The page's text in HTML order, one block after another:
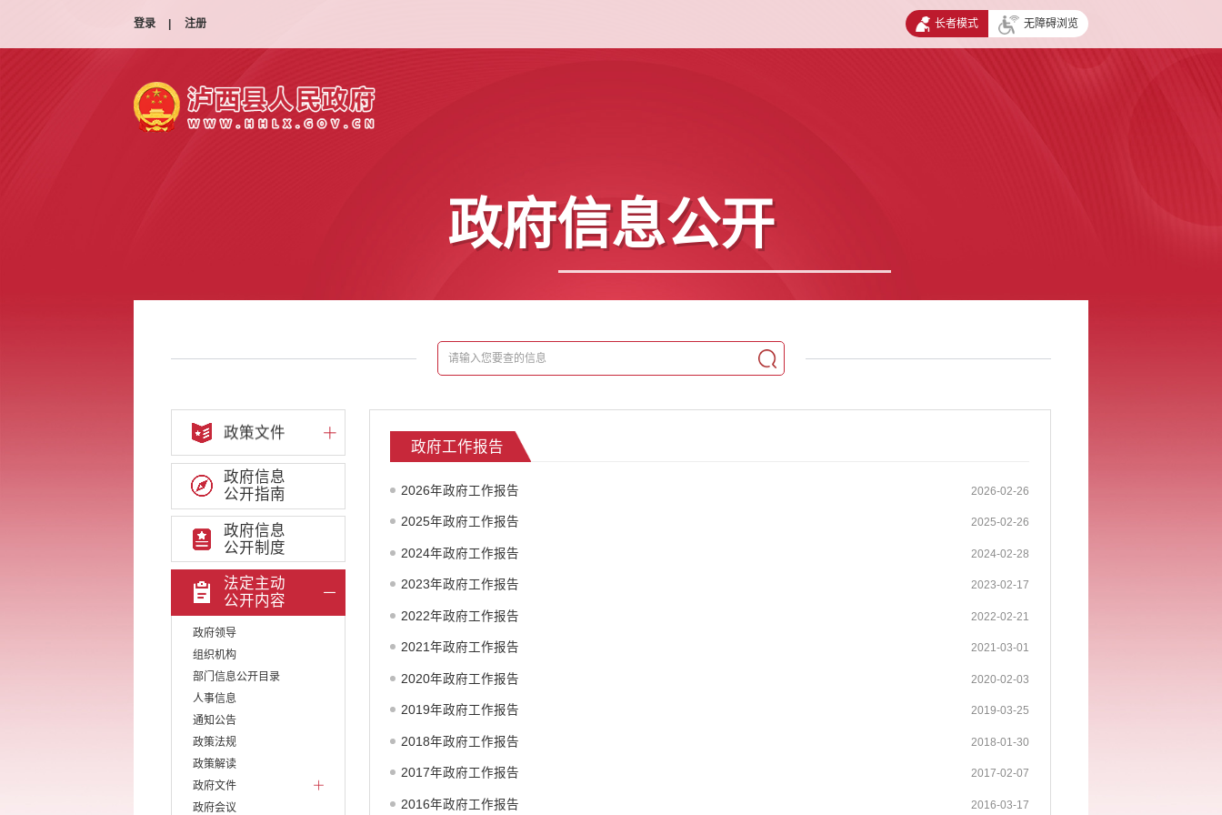
登录 注册 长者模式 无障碍浏览
政府信息公开
政策文件
政府信息
公开指南
政府信息
公开制度
法定主动
公开内容
政府领导
组织机构
部门信息公开目录
人事信息
通知公告
政策法规
政策解读
政府文件
政府会议
政府工作报告
2026年政府工作报告 2026-02-26
2025年政府工作报告 2025-02-26
2024年政府工作报告 2024-02-28
2023年政府工作报告 2023-02-17
2022年政府工作报告 2022-02-21
2021年政府工作报告 2021-03-01
2020年政府工作报告 2020-02-03
2019年政府工作报告 2019-03-25
2018年政府工作报告 2018-01-30
2017年政府工作报告 2017-02-07
2016年政府工作报告 2016-03-17